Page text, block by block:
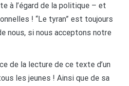
à l’égard de la politique – et
! “Le tyran” est toujours
nous, si nous acceptons notre
de la lecture de ce texte d’un
les jeunes ! Ainsi que de sa